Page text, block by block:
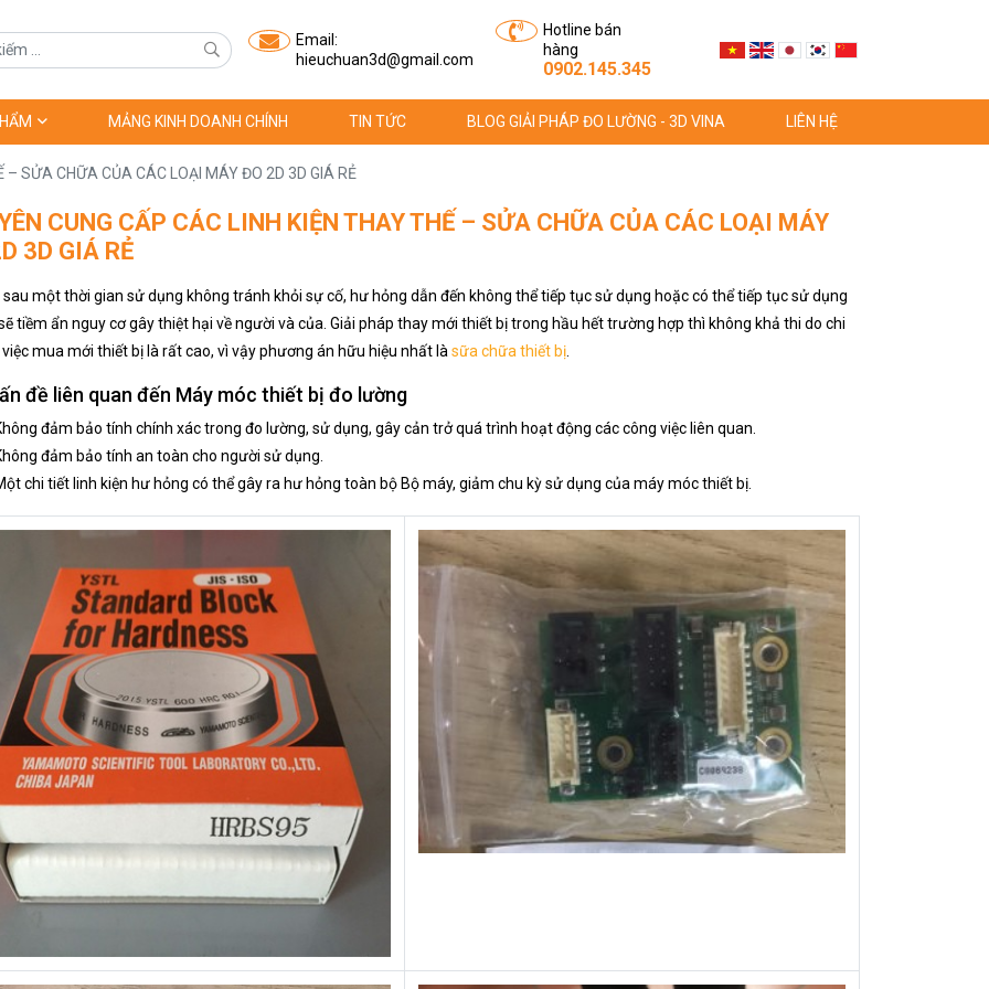
Email:
hieuchuan3d@gmail.com
Hotline bán
hàng
0902.145.345
MẢNG KINH DOANH CHÍNH TIN TỨC BLOG GIẢI PHÁP ĐO LƯỜNG - 3D VINA LIÊN HỆ
– SỬA CHỮA CỦA CÁC LOẠI MÁY ĐO 2D 3D GIÁ RẺ
CUNG CẤP CÁC LINH KIỆN THAY THẾ – SỬA CHỮA CỦA CÁC LOẠI MÁY
3D GIÁ RẺ
sau một thời gian sử dụng không tránh khỏi sự cố, hư hỏng dẫn đến không thể tiếp tục sử dụng hoặc có thể tiếp tục sử dụng
tiềm ẩn nguy cơ gây thiệt hại về người và của. Giải pháp thay mới thiết bị trong hầu hết trường hợp thì không khả thi do chi
mua mới thiết bị là rất cao, vì vậy phương án hữu hiệu nhất là sữa chữa thiết bị
đề liên quan đến Máy móc thiết bị đo lường
đảm bảo tính chính xác trong đo lường, sử dụng, gây cản trở quá trình hoạt động các công việc liên quan.
đảm bảo tính an toàn cho người sử dụng.
chi tiết linh kiện hư hỏng có thể gây ra hư hỏng toàn bộ Bộ máy, giảm chu kỳ sử dụng của máy móc thiết bị.